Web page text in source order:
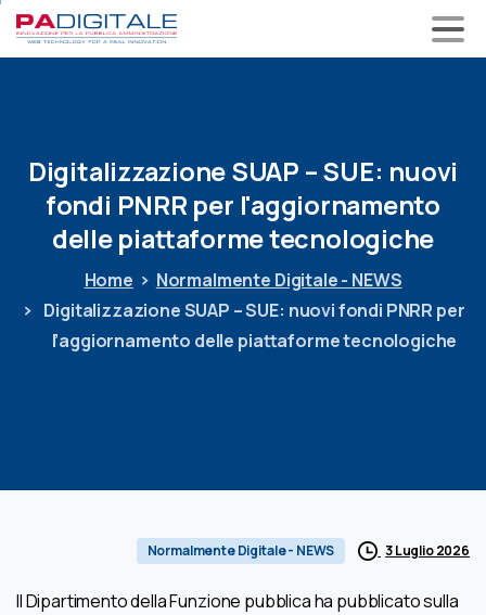
DigitalizzazioneSUAP –SUE: nuovi
fondi PNRR per l'aggiornamento
dellepiattaformetecnologiche
Home
Normalmente Digitale - NEWS
Digitalizzazione SUAP – SUE: nuovi fondi PNRR per
l’aggiornamento delle piattaforme tecnologiche
Normalmente Digitale - NEWS 3 Luglio 2026
Il Dipartimento della Funzione pubblica ha pubblicato sulla